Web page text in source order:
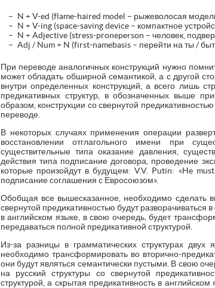
N + V-ed (flame-haired model – рыжеволосая
N + V-ing (space-saving device – компактное
N + Adjective (stress-proneperson – человек,
Adj / Num + N (first-namebasis – перейти на ты /
При переводе аналогичных конструкций нужно
может обладать обширной семантикой, а с другой
внутри определенных конструкций, а всего лишь
предикативных структур, в обозначенных выше
образом, конструкции со свернутой
переводе.
В некоторых случаях применения операции
восстановлении отглагольного имени при
существительные типа оказание давления,
действия типа подписание договора, проведение
которые произойдут в будущем: V.V. Putin: «He
подписание соглашения с Евросоюзом».
Обобщая все вышесказанное, необходимо сделать
свернутой предикативностью будут разворачиваться
в английском языке, в свою очередь, будет
передаваться полной предикативной структурой.
Из-за разницы в грамматических структурах
необходимо трансформировать во вторично-
они будут являться семантически пустыми. В свою
на русский структуры со свернутой
структурой, а скрытая предикативность в